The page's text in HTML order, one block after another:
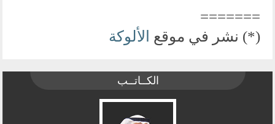
=======
(*) نشر في موقع الألوكة
الكــاتــب